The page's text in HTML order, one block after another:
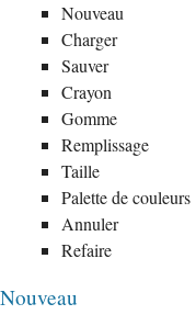
Nouveau
Charger
Sauver
Crayon
Gomme
Remplissage
Taille
Palette de couleurs
Annuler
Refaire
Nouveau